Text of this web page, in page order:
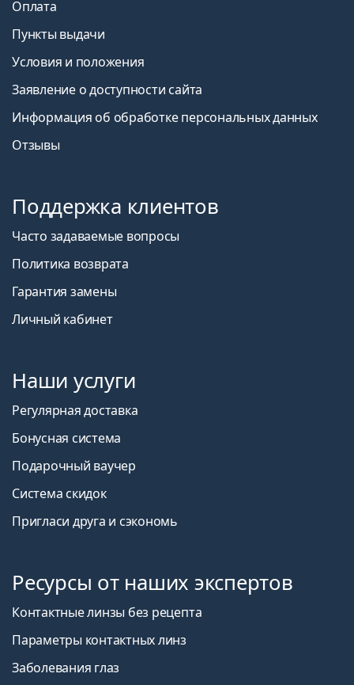
Оплата
Пункты выдачи
Условия и положения
Заявление о доступности сайта
Информация об обработке персональных данных
Отзывы
Поддержка клиентов
Часто задаваемые вопросы
Политика возврата
Гарантия замены
Личный кабинет
Наши услуги
Регулярная доставка
Бонусная система
Подарочный ваучер
Система скидок
Пригласи друга и сэкономь
Ресурсы от наших экспертов
Контактные линзы без рецепта
Параметры контактных линз
Заболевания глаз